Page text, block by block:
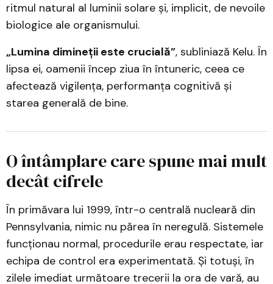
ritmul natural al luminii solare și, implicit, de nevoile
biologice ale organismului.
„Lumina dimineții este crucială”, subliniază Kelu. În
lipsa ei, oamenii încep ziua în întuneric, ceea ce
afectează vigilența, performanța cognitivă și
starea generală de bine.
O întâmplare care spune mai mult
decât cifrele
În primăvara lui 1999, într-o centrală nucleară din
Pennsylvania, nimic nu părea în neregulă. Sistemele
funcționau normal, procedurile erau respectate, iar
echipa de control era experimentată. Și totuși, în
zilele imediat următoare trecerii la ora de vară, au